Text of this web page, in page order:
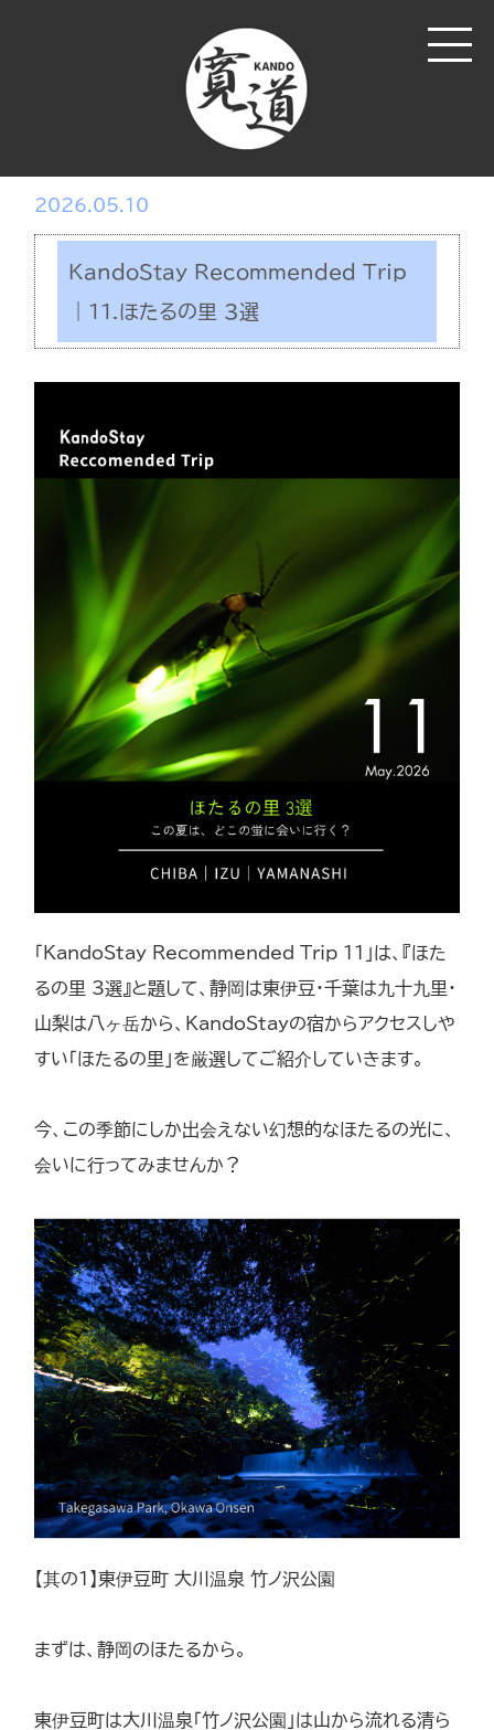
2026.05.10
KandoStay Recommended Trip
｜11.ほたるの里 3選
「KandoStay Recommended Trip 11」は、『ほた
るの里 3選』と題して、静岡は東伊豆・千葉は九十九里・
山梨は八ヶ岳から、KandoStayの宿からアクセスしや
すい「ほたるの里」を厳選してご紹介していきます。
今、この季節にしか出会えない幻想的なほたるの光に、
会いに行ってみませんか？
【其の1】東伊豆町 大川温泉 竹ノ沢公園
まずは、静岡のほたるから。
東伊豆町は大川温泉「竹ノ沢公園」は山から流れる清ら